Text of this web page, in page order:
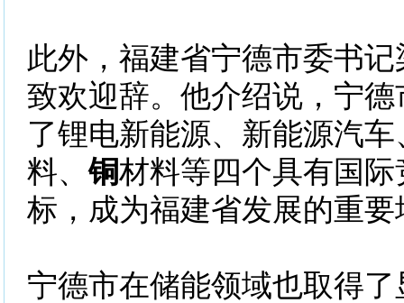
此外，福建省宁德市委书
致欢迎辞。他介绍说，宁
了锂电新能源、新能源汽
料、铜材料等四个具有国
标，成为福建省发展的重要
宁德市在储能领域也取得